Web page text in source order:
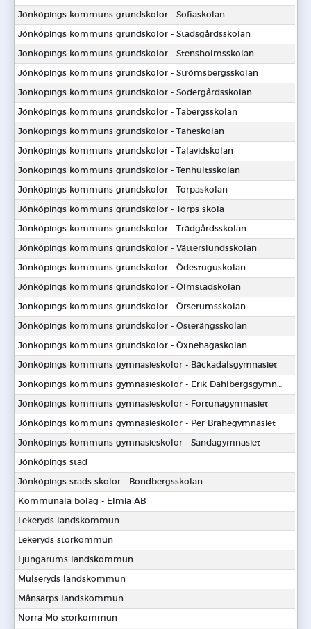
Jönköpings kommuns grundskolor - Sofiaskolan
Jönköpings kommuns grundskolor - Stadsgårdsskolan
Jönköpings kommuns grundskolor - Stensholmsskolan
Jönköpings kommuns grundskolor - Strömsbergsskolan
Jönköpings kommuns grundskolor - Södergårdsskolan
Jönköpings kommuns grundskolor - Tabergsskolan
Jönköpings kommuns grundskolor - Taheskolan
Jönköpings kommuns grundskolor - Talavidskolan
Jönköpings kommuns grundskolor - Tenhultsskolan
Jönköpings kommuns grundskolor - Torpaskolan
Jönköpings kommuns grundskolor - Torps skola
Jönköpings kommuns grundskolor - Trädgårdsskolan
Jönköpings kommuns grundskolor - Vätterslundsskolan
Jönköpings kommuns grundskolor - Ödestuguskolan
Jönköpings kommuns grundskolor - Ölmstadskolan
Jönköpings kommuns grundskolor - Örserumsskolan
Jönköpings kommuns grundskolor - Österängsskolan
Jönköpings kommuns grundskolor - Öxnehagaskolan
Jönköpings kommuns gymnasieskolor - Bäckadalsgymnasiet
Jönköpings kommuns gymnasieskolor - Erik Dahlbergsgymnasiet
Jönköpings kommuns gymnasieskolor - Fortunagymnasiet
Jönköpings kommuns gymnasieskolor - Per Brahegymnasiet
Jönköpings kommuns gymnasieskolor - Sandagymnasiet
Jönköpings stad
Jönköpings stads skolor - Bondbergsskolan
Kommunala bolag - Elmia AB
Lekeryds landskommun
Lekeryds storkommun
Ljungarums landskommun
Mulseryds landskommun
Månsarps landskommun
Norra Mo storkommun